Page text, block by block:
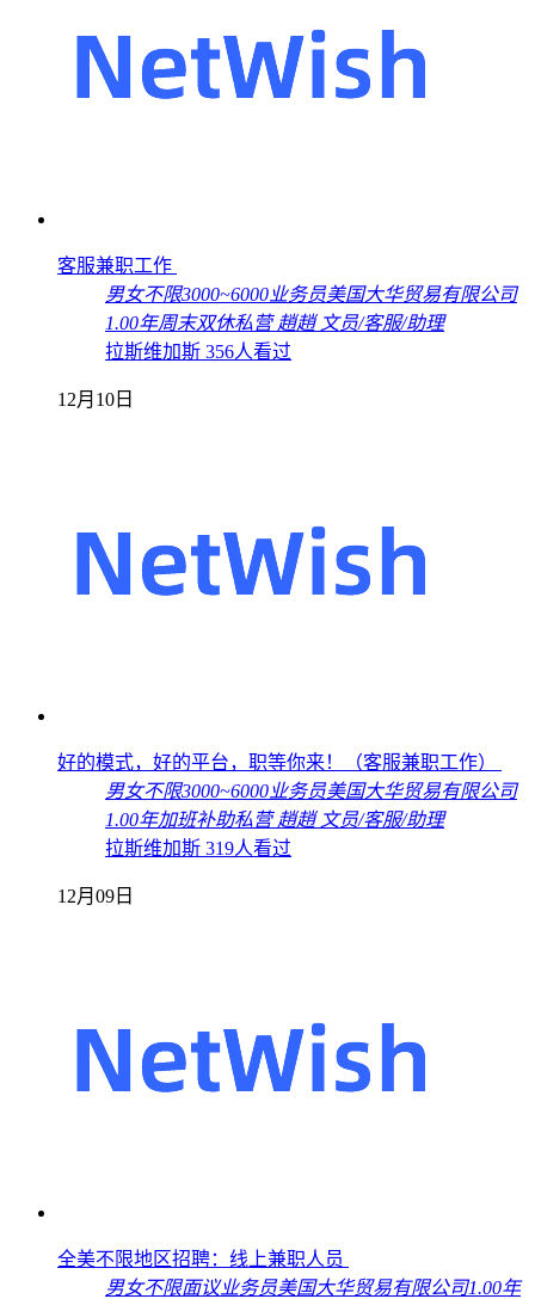
客服兼职工作
男女不限3000~6000业务员美国大华贸易有限公司
1.00年周末双休私营 趙趙 文员/客服/助理
拉斯维加斯 356人看过
12月10日
好的模式，好的平台，职等你来！（客服兼职工作）
男女不限3000~6000业务员美国大华贸易有限公司
1.00年加班补助私营 趙趙 文员/客服/助理
拉斯维加斯 319人看过
12月09日
全美不限地区招聘：线上兼职人员
男女不限面议业务员美国大华贸易有限公司1.00年